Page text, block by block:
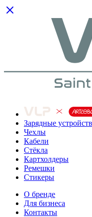
Зарядные
Чехлы
Кабели
Cтёкла
Картхолдеры
Ремешки
Стикеры
О бренде
Для бизнеса
Контакты